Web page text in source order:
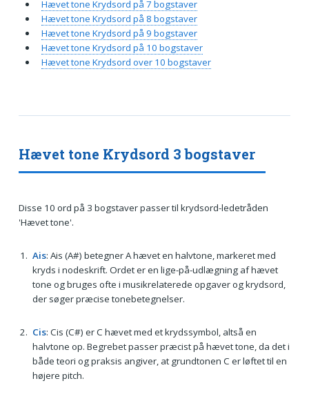
Hævet tone Krydsord 3 bogstaver
Disse 10 ord på 3 bogstaver passer til krydsord-ledetråden
'Hævet tone'.
Ais: Ais (A#) betegner A hævet en halvtone, markeret med
kryds i nodeskrift. Ordet er en lige-på-udlægning af hævet
tone og bruges ofte i musikrelaterede opgaver og krydsord,
der søger præcise tonebetegnelser.
Cis: Cis (C#) er C hævet med et krydssymbol, altså en
halvtone op. Begrebet passer præcist på hævet tone, da det i
både teori og praksis angiver, at grundtonen C er løftet til en
højere pitch.
Hævet tone Krydsord på 7 bogstaver
Hævet tone Krydsord på 8 bogstaver
Hævet tone Krydsord på 9 bogstaver
Hævet tone Krydsord på 10 bogstaver
Hævet tone Krydsord over 10 bogstaver